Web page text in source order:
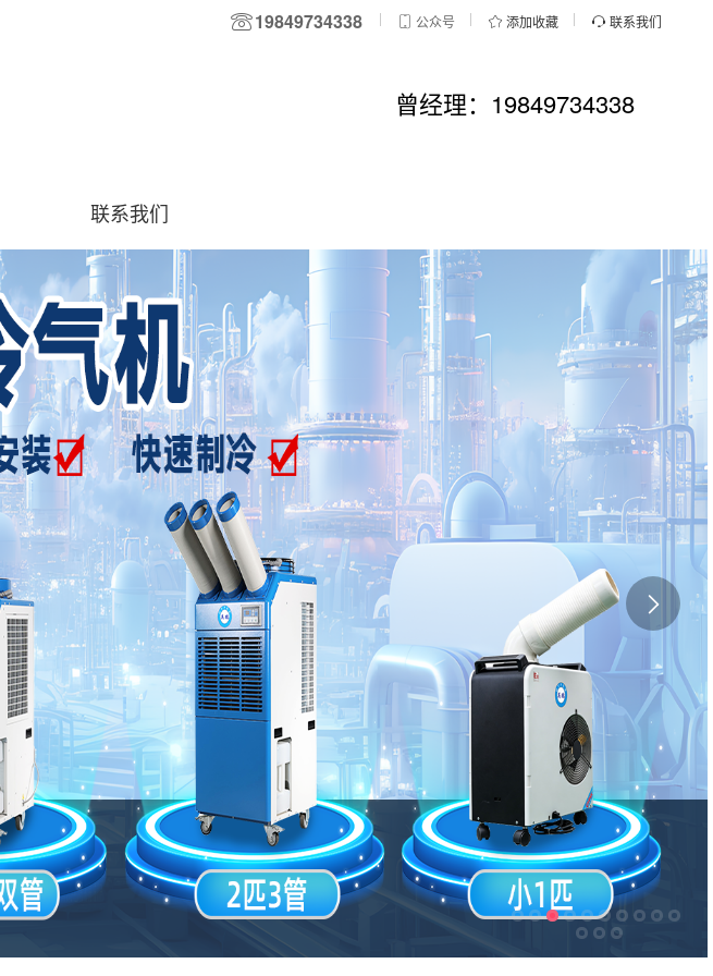
19849734338 公众号 添加收藏 联系我们
曾经理：19849734338
联系我们